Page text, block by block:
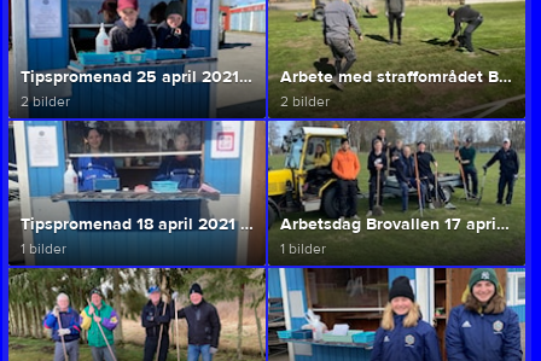
Tipspromenad 25 april 2021 Optimal Bygg
2 bilder
Arbete med straffområdet Brovallen 24 april 2021
2 bilder
Tipspromenad 18 april 2021 Elins Bageri&Konditori
1 bilder
Arbetsdag Brovallen 17 april 2021
1 bilder